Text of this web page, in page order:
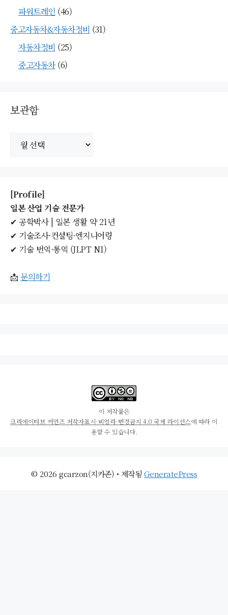
파워트레인 (46)
중고자동차&자동차정비 (31)
자동차정비 (25)
중고자동차(6)
보관함
[Profile]
일본 산업 기술 전문가
✔ 공학박사 | 일본 생활 약 21년
✔ 기술조사·컨설팅·엔지니어링
✔ 기술 번역·통역 (JLPT N1)
📩 문의하기
이 저작물은
크리에이티브 커먼즈 저작자표시-비영리-변경금지 4.0 국제 라이선스에 따라 이
용할 수 있습니다.
© 2026 gcarzon(지카존) • 제작됨 GeneratePress